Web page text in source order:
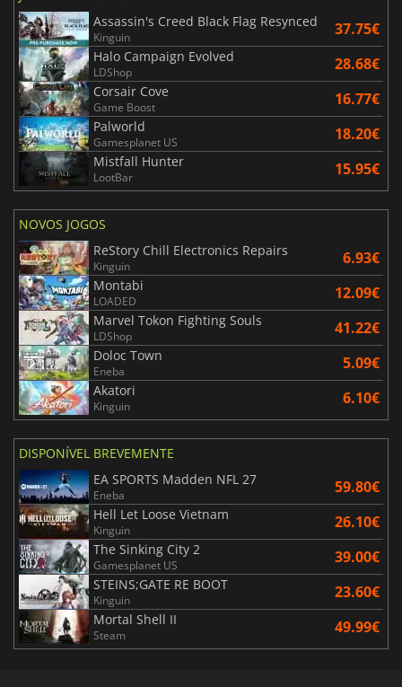
Assassin's Creed Black Flag Resynced
Kinguin 37.75€
Halo Campaign Evolved
LDShop 28.68€
Corsair Cove
Game Boost 16.77€
Palworld
Gamesplanet US 18.20€
Mistfall Hunter
LootBar 15.95€
NOVOS JOGOS
ReStory Chill Electronics Repairs
Kinguin 6.93€
Montabi
LOADED 12.09€
Marvel Tokon Fighting Souls
LDShop 41.22€
Doloc Town
Eneba 5.09€
Akatori
Kinguin 6.10€
DISPONÍVEL BREVEMENTE
EA SPORTS Madden NFL 27
Eneba 59.80€
Hell Let Loose Vietnam
Kinguin 26.10€
The Sinking City 2
Gamesplanet US 39.00€
STEINS;GATE RE BOOT
Kinguin 23.60€
Mortal Shell II
Steam 49.99€